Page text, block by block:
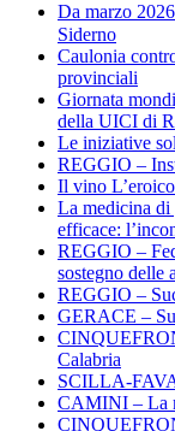
Da marzo
Siderno
Caulonia
provinciali
Giornata
della UICI di
Le iniziative
REGGIO –
Il vino
La medicina di
efficace:
REGGIO –
sostegno delle
REGGIO –
GERACE –
Calabria
SCILLA-
CAMINI – La